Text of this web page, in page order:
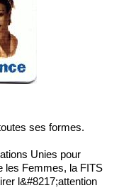
ses formes.
Unies pour
les Femmes, la FITS
l&#8217;attention